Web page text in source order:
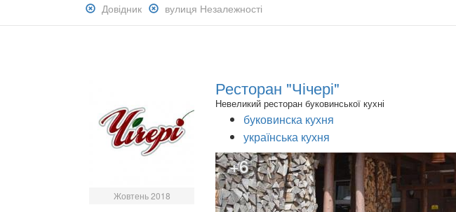
Зняти
фільтр:
Довідник
Зняти
фільтр:
вулиця Незалежності
Жовтень 2018
Ресторан "Чічері"
Невеликий ресторан буковинської кухні
буковинска кухня
українська кухня
+6